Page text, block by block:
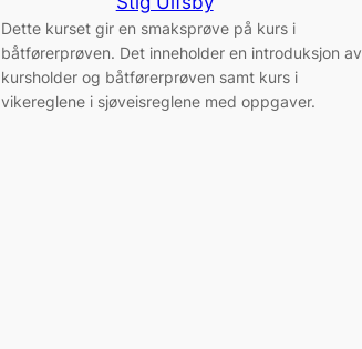
Dette kurset gir en smaksprøve på kurs i
båtførerprøven. Det inneholder en introduksjon av
kursholder og båtførerprøven samt kurs i
vikereglene i sjøveisreglene med oppgaver.